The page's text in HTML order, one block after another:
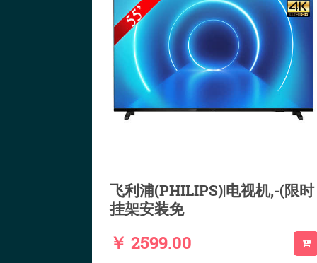
飞利浦(PHILIPS)|电视机,-(限时
挂架安装免
￥ 2599.00